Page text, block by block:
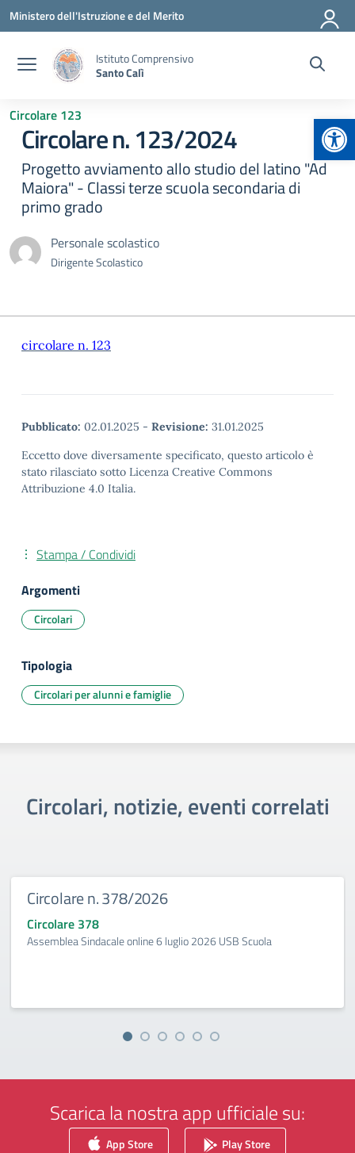
Vai ai contenuti
Vai al menu di navigazione
Vai al footer
Ministero dell'Istruzione e del Merito
Istituto Comprensivo
Santo Calì
Circolare 123
Circolare n. 123/2024
Progetto avviamento allo studio del latino "Ad
Maiora" - Classi terze scuola secondaria di
primo grado
Personale scolastico
Dirigente Scolastico
circolare n. 123
Pubblicato: 02.01.2025 - Revisione: 31.01.2025
Eccetto dove diversamente specificato, questo articolo è
stato rilasciato sotto Licenza Creative Commons
Attribuzione 4.0 Italia.
Stampa / Condividi
Argomenti
Circolari
Tipologia
Circolari per alunni e famiglie
Circolari, notizie, eventi correlati
Circolare n. 378/2026
Circolare 378
Assemblea Sindacale online 6 luglio 2026 USB Scuola
Scarica la nostra app ufficiale su:
App Store Play Store